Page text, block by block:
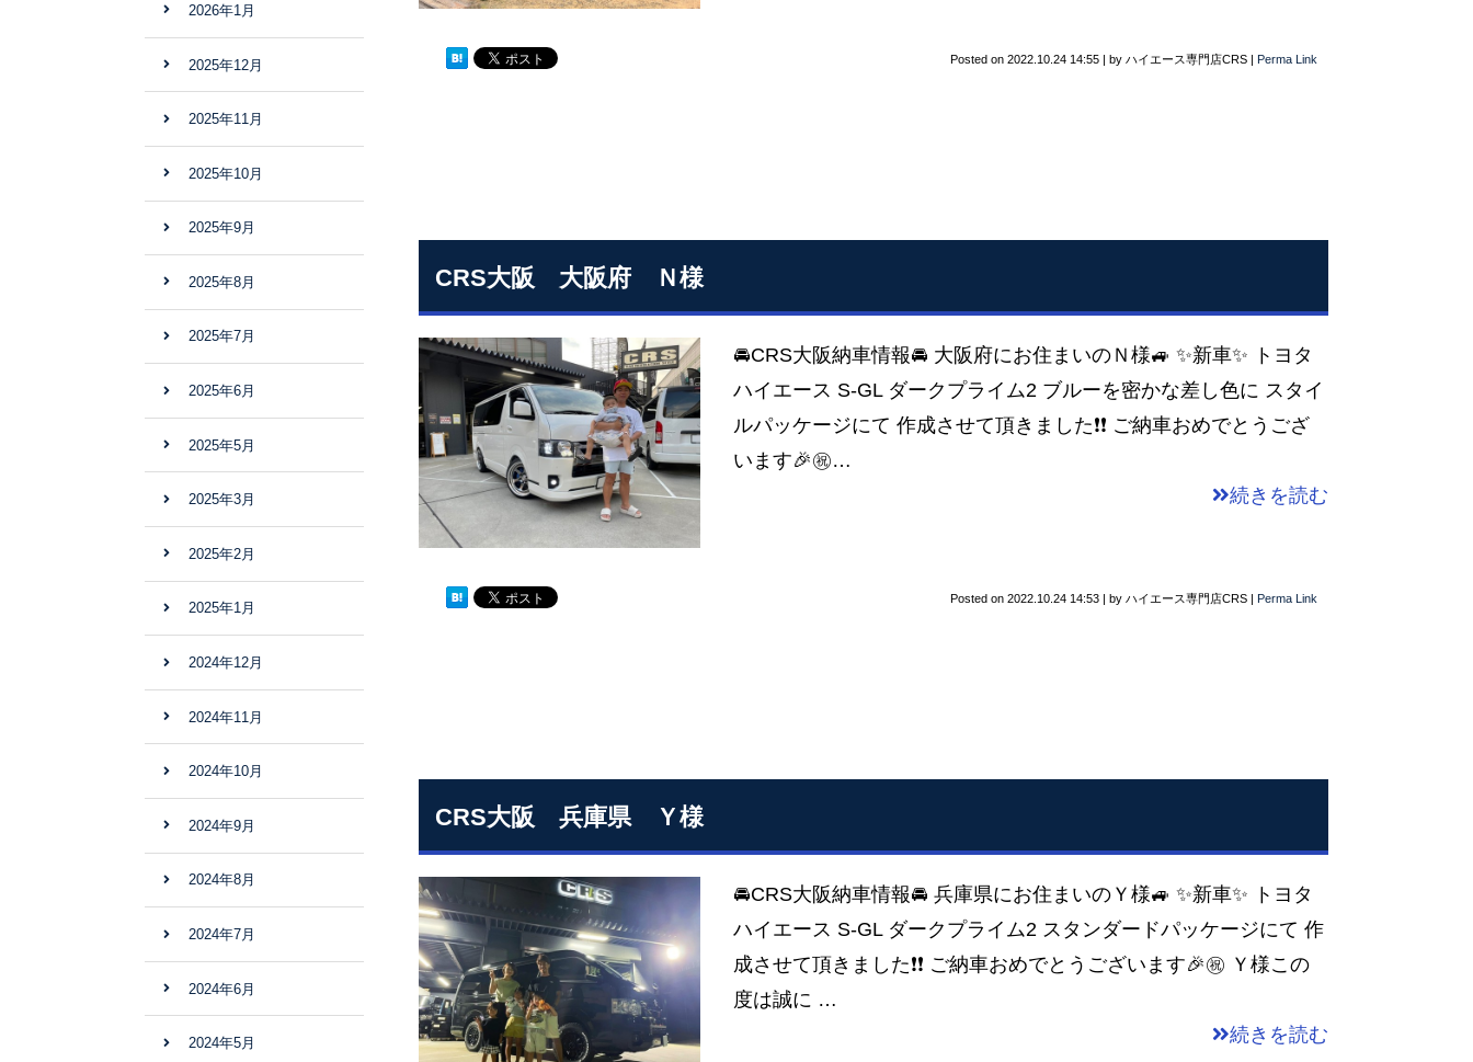
Posted on 2022.10.24 14:55 | by ハイエース専門店CRS | Perma Link
CRS大阪 大阪府 Ｎ様
🚘CRS大阪納車情報🚘 大阪府にお住まいのＮ様🚙 ✨新車✨ トヨタ
ハイエース S-GL ダークプライム2 ブルーを密かな差し色に スタイ
ルパッケージにて 作成させて頂きました❗❗ ご納車おめでとうござ
います🎉㊗️…
続きを読む
Posted on 2022.10.24 14:53 by ハイエース専門店CRS Perma Link
CRS大阪 兵庫県 Ｙ様
🚘CRS大阪納車情報🚘 兵庫県にお住まいのＹ様🚙 ✨新車✨ トヨタ
ハイエース S-GL ダークプライム2 スタンダードパッケージにて 作
成させて頂きました❗❗ ご納車おめでとうございます🎉㊗️ Ｙ様この
度は誠に …
続きを読む
2026年1月
2025年12月
2025年11月
2025年10月
2025年9月
2025年8月
2025年7月
2025年6月
2025年5月
2025年3月
2025年2月
2025年1月
2024年12月
2024年11月
2024年10月
2024年9月
2024年8月
2024年7月
2024年6月
2024年5月